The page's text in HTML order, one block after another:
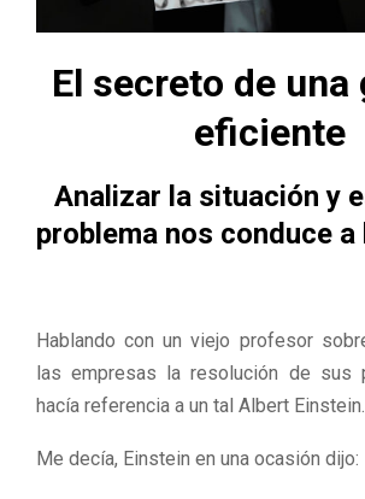
El secreto de una
eficiente
Analizar la situación y
problema nos conduce
Hablando con un viejo profesor
las empresas la resolución de sus
hacía referencia a un tal Albert Einstein.
Me decía, Einstein en una ocasión dijo: